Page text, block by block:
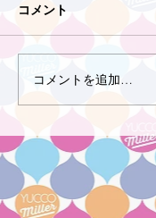
コメント
コメントを追加…